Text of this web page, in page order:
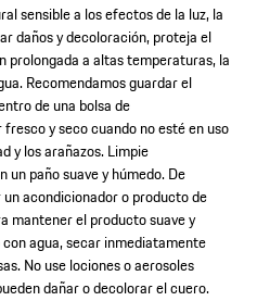
sensible a los efectos de la luz, la
daños y decoloración, proteja el
prolongada a altas temperaturas, la
Recomendamos guardar el
de una bolsa de
y seco cuando no esté en uso
y los arañazos. Limpie
paño suave y húmedo. De
acondicionador o producto de
mantener el producto suave y
agua, secar inmediatamente
No use lociones o aerosoles
dañar o decolorar el cuero.